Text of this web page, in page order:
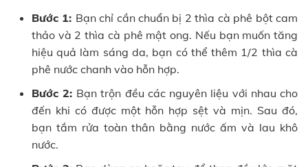
Bước 1: Bạn chỉ cần chuẩn bị 2 thìa cà phê bột cam
thảo và 2 thìa cà phê mật ong. Nếu bạn muốn tăng
hiệu quả làm sáng da, bạn có thể thêm 1/2 thìa cà
phê nước chanh vào hỗn hợp.
Bước 2: Bạn trộn đều các nguyên liệu với nhau cho
đến khi có được một hỗn hợp sệt và mịn. Sau đó,
bạn tắm rửa toàn thân bằng nước ấm và lau khô
nước.